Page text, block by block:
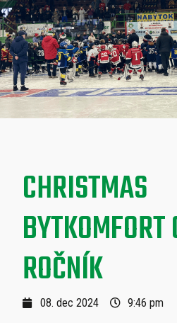
CHRISTMAS
ROČNÍK
08. dec 2024 9:46 pm